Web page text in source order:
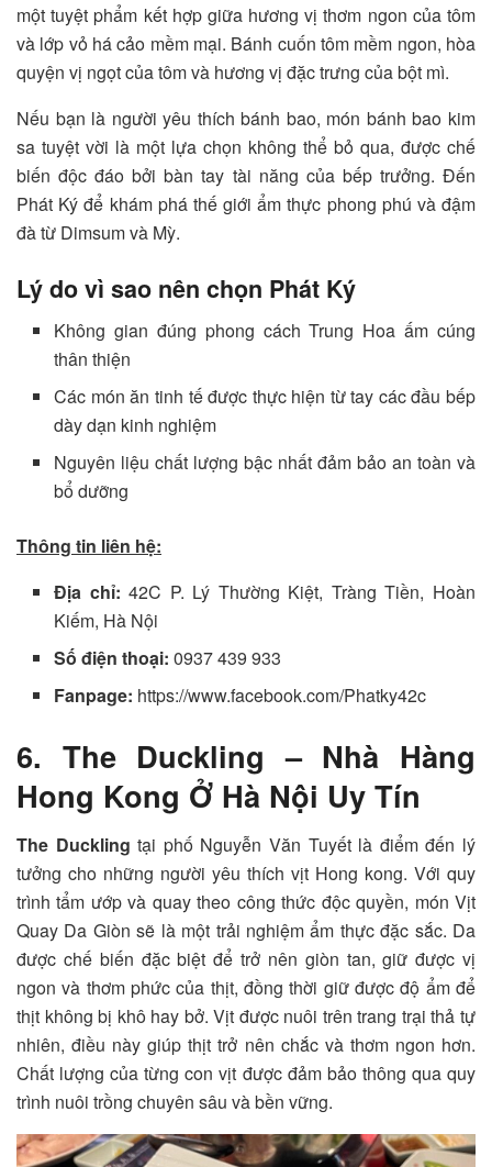
một tuyệt phẩm kết hợp giữa hương vị thơm ngon của tôm
và lớp vỏ há cảo mềm mại. Bánh cuốn tôm mềm ngon, hòa
quyện vị ngọt của tôm và hương vị đặc trưng của bột mì.
Nếu bạn là người yêu thích bánh bao, món bánh bao kim
sa tuyệt vời là một lựa chọn không thể bỏ qua, được chế
biến độc đáo bởi bàn tay tài năng của bếp trưởng. Đến
Phát Ký để khám phá thế giới ẩm thực phong phú và đậm
đà từ Dimsum và Mỳ.
Lý do vì sao nên chọn Phát Ký
Không gian đúng phong cách Trung Hoa ấm cúng
thân thiện
Các món ăn tinh tế được thực hiện từ tay các đầu bếp
dày dạn kinh nghiệm
Nguyên liệu chất lượng bậc nhất đảm bảo an toàn và
bổ dưỡng
Thông tin liên hệ:
Địa chỉ:42C P. Lý Thường Kiệt, Tràng Tiền, Hoàn
Kiếm, Hà Nội
Số điện thoại:0937 439 933
Fanpage: https://www.facebook.com/Phatky42c
6. The Duckling – Nhà Hàng
Hong Kong Ở Hà Nội Uy Tín
The Duckling tại phố Nguyễn Văn Tuyết là điểm đến lý
tưởng cho những người yêu thích vịt Hong kong. Với quy
trình tẩm ướp và quay theo công thức độc quyền, món Vịt
Quay Da Giòn sẽ là một trải nghiệm ẩm thực đặc sắc. Da
được chế biến đặc biệt để trở nên giòn tan, giữ được vị
ngon và thơm phức của thịt, đồng thời giữ được độ ẩm để
thịt không bị khô hay bở. Vịt được nuôi trên trang trại thả tự
nhiên, điều này giúp thịt trở nên chắc và thơm ngon hơn.
Chất lượng của từng con vịt được đảm bảo thông qua quy
trình nuôi trồng chuyên sâu và bền vững.